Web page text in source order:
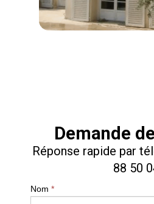
Demande
Réponse rapide par
88 50
Nom *